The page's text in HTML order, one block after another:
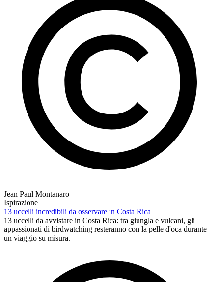
Jean Paul Montanaro
Ispirazione
13 uccelli incredibili da osservare in Costa Rica
13 uccelli da avvistare in Costa Rica: tra giungla e vulcani, gli
appassionati di birdwatching resteranno con la pelle d'oca durante
un viaggio su misura.